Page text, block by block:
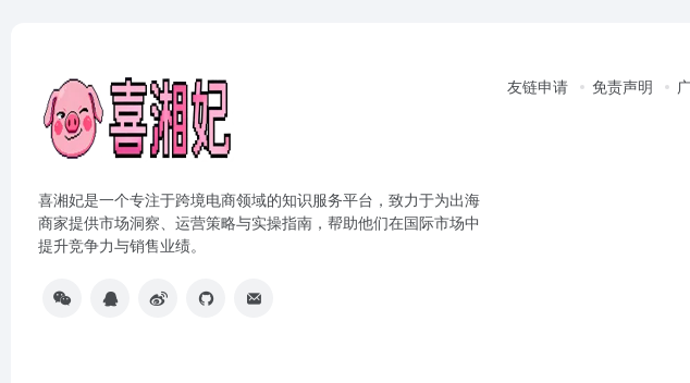
喜湘妃是一个专注于跨境电商领域的知识服务平台，致力于为出海
商家提供市场洞察、运营策略与实操指南，帮助他们在国际市场中
提升竞争力与销售业绩。
友链申请 免责声明